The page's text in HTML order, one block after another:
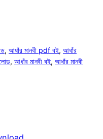
, আধাঁর মানবী pdf বই, আধাঁর
, আধাঁর মানবী বই, আধাঁর মানবী